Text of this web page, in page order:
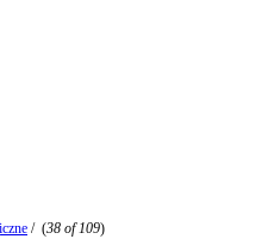
/ (38 of 109)